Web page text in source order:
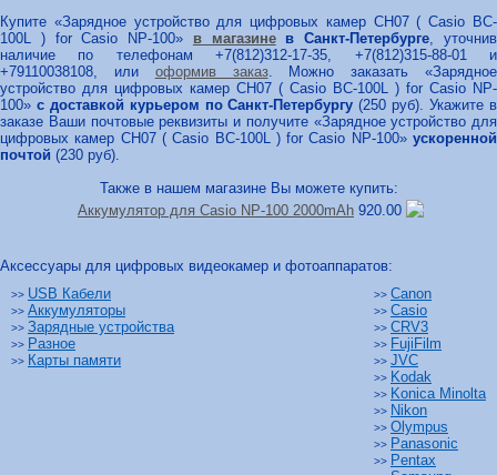
Купите «Зарядное устройство для цифровых камер СН07 ( Casio BC-
100L ) for Casio NP-100» в магазинев Санкт-Петербурге , уточнив
наличие по телефонам +7(812)312-17-35, +7(812)315-88-01 и
+79110038108, или оформив заказ. Можно заказать «Зарядное
устройство для цифровых камер СН07 ( Casio BC-100L ) for Casio NP-
100» с доставкой курьером по Санкт-Петербургу (250 руб). Укажите в
заказе Ваши почтовые реквизиты и получите «Зарядное устройство для
цифровых камер СН07 ( Casio BC-100L ) for Casio NP-100» ускоренной
почтой (230 руб).
Также в нашем магазине Вы можете купить:
Аккумулятор для Casio NP-100 2000mAh 920.00
Аксессуары для цифровых видеокамер и фотоаппаратов:
>> USB Кабели
>> Аккумуляторы
>> Зарядные устройства
>> Разное
>> Карты памяти
>> Canon
>> Casio
>> CRV3
>> FujiFilm
>> JVC
>> Kodak
>> Konica Minolta
>> Nikon
>> Olympus
>> Panasonic
>> Pentax